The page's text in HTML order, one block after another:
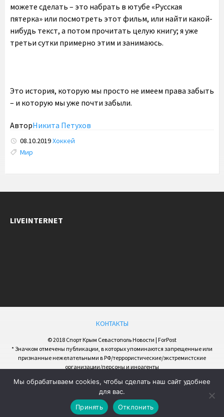
можете сделать – это набрать в ютубе «Русская
пятерка» или посмотреть этот фильм, или найти какой-
нибудь текст, а потом прочитать целую книгу; я уже
третьи сутки примерно этим и занимаюсь.
Это история, которую мы просто не имеем права забыть
– и которую мы уже почти забыли.
АвторНикита Петухов
08.10.2019Хоккей
Tags:
Мир
LIVEINTERNET
КОНТАКТЫ
© 2018 Спорт Крым Севастополь Новости | ForPost
* Значком отмечены публикации, в которых упоминаются запрещенные или
признанные нежелательными в РФ/террористические/экстремистские
организации/персоны и иноагенты
Мы обрабатываем cookies, чтобы сделать наш сайт удобнее
для вас.
Принять
Отклонить